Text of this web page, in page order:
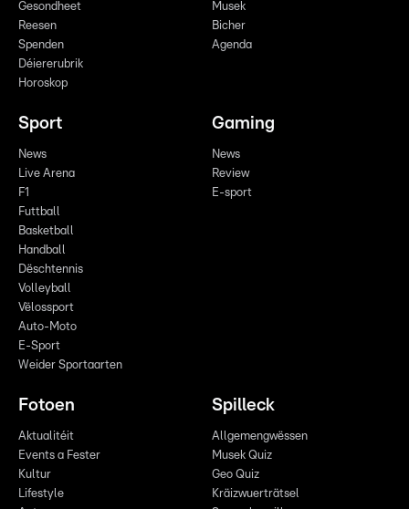
Gesondheet
Reesen
Spenden
Déiererubrik
Horoskop
Musek
Bicher
Agenda
Sport
News
Live Arena
F1
Futtball
Basketball
Handball
Dëschtennis
Volleyball
Vëlossport
Auto-Moto
E-Sport
Weider Sportaarten
Gaming
News
Review
E-sport
Fotoen
Aktualitéit
Events a Fester
Kultur
Lifestyle
Spilleck
Allgemengwëssen
Musek Quiz
Geo Quiz
Kräizwuerträtsel